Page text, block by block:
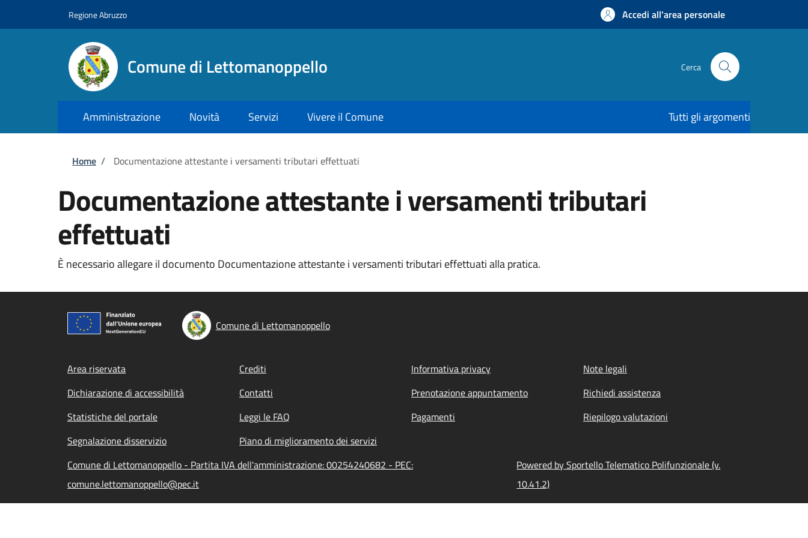
Regione Abruzzo Accedi all'area personale
Comune di Lettomanoppello Cerca
Amministrazione Novità Servizi Vivere il Comune Tutti gli argomenti
Briciole di pane
Home / Documentazione attestante i versamenti tributari effettuati
Documentazione attestante i versamenti tributari
effettuati
È necessario allegare il documento Documentazione attestante i versamenti tributari effettuati alla pratica.
Comune di Lettomanoppello
Footer menu
Area riservata Crediti Informativa privacy
Note legali
Dichiarazione di accessibilità
Contatti Prenotazione appuntamento
Richiedi assistenza
Statistiche del portale
Leggi le FAQ Pagamenti
Riepilogo valutazioni
Segnalazione disservizio
Piano di miglioramento dei servizi
Comune di Lettomanoppello - Partita IVA dell'amministrazione: 00254240682 - PEC:
comune.lettomanoppello@pec.it
Powered by Sportello Telematico Polifunzionale (v.
10.41.2)